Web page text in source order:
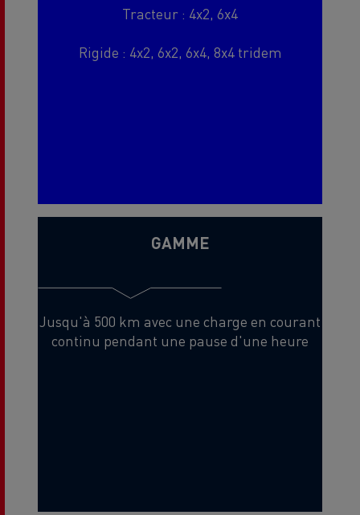
Tracteur : 4x2, 6x4
Rigide : 4x2, 6x2, 6x4, 8x4 tridem
GAMME
Jusqu'à 500 km avec une charge en courant
continu pendant une pause d'une heure